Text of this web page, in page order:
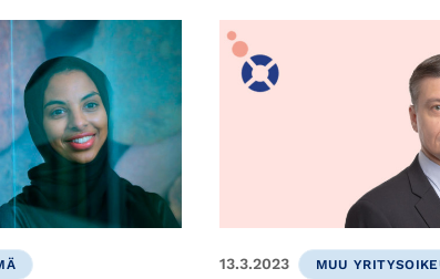
13.3.2023 MUU